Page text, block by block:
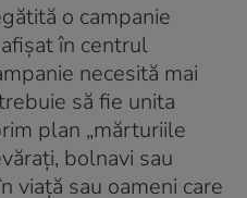
o campanie
în centrul
necesită mai
să fie unita
plan „mărturiile
bolnavi sau
viață sau oameni care